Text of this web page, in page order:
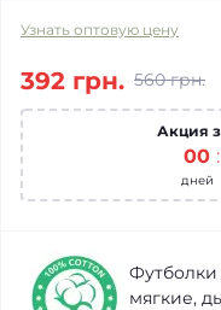
Узнать оптовую цену
560 грн.
392 грн.
Акция
00
дней
:
Футболки
мягкие,